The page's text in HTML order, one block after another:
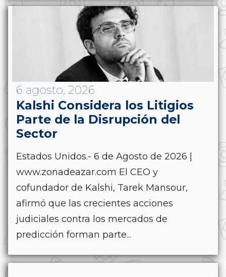
6 agosto, 2026
Kalshi Considera los Litigios
Parte de la Disrupción del
Sector
Estados Unidos.- 6 de Agosto de 2026 |
www.zonadeazar.com El CEO y
cofundador de Kalshi, Tarek Mansour,
afirmó que las crecientes acciones
judiciales contra los mercados de
predicción forman parte...